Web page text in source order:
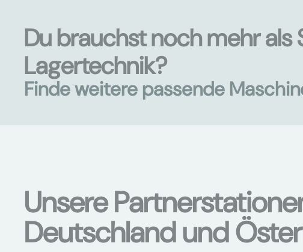
Du brauchst noch mehr als
Lagertechnik?
Finde weitere passende
Unsere
Deutschland und